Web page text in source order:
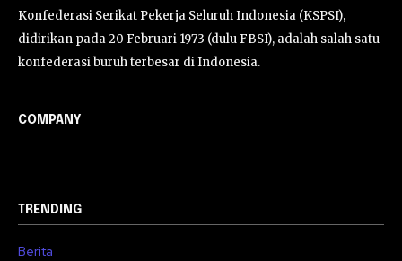
Konfederasi Serikat Pekerja Seluruh Indonesia (KSPSI),
didirikan pada 20 Februari 1973 (dulu FBSI), adalah salah satu
konfederasi buruh terbesar di Indonesia.
COMPANY
TRENDING
Berita